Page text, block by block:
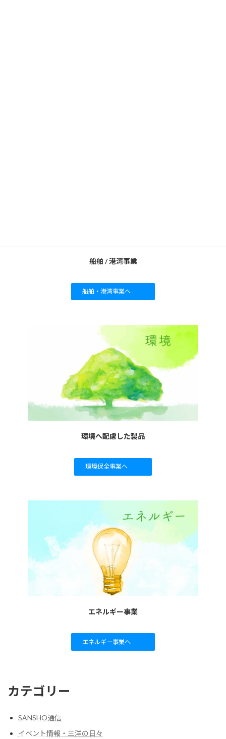
船舶 / 港湾事業
船舶・港湾事業へ
環境へ配慮した製品
環境保全事業へ
エネルギー事業
エネルギー事業へ
カテゴリー
SANSHO通信
イベント情報・三洋の日々